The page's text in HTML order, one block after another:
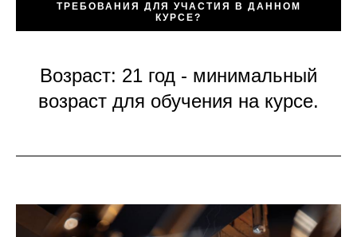
ТРЕБОВАНИЯ ДЛЯ УЧАСТИЯ В ДАННОМ
КУРСЕ?
Возраст: 21 год - минимальный
возраст для обучения на курсе.